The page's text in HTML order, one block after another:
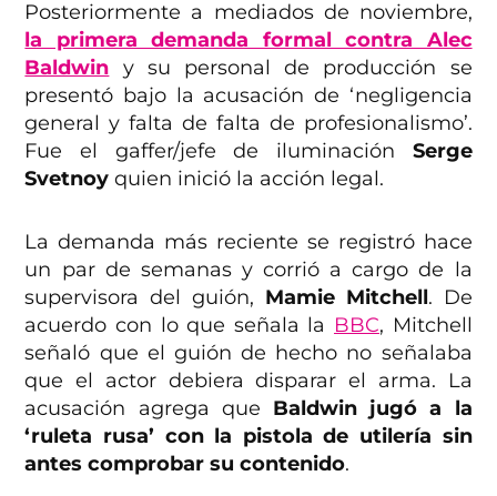
Posteriormente a mediados de noviembre,
la primera demanda formal contra Alec
Baldwin y su personal de producción se
presentó bajo la acusación de ‘negligencia
general y falta de falta de profesionalismo’.
Fue el gaffer/jefe de iluminación Serge
Svetnoy quien inició la acción legal.
La demanda más reciente se registró hace
un par de semanas y corrió a cargo de la
supervisora del guión, Mamie Mitchell. De
acuerdo con lo que señala la BBC, Mitchell
señaló que el guión de hecho no señalaba
que el actor debiera disparar el arma. La
acusación agrega que Baldwin jugó a la
‘ruleta rusa’ con la pistola de utilería sin
antes comprobar su contenido.